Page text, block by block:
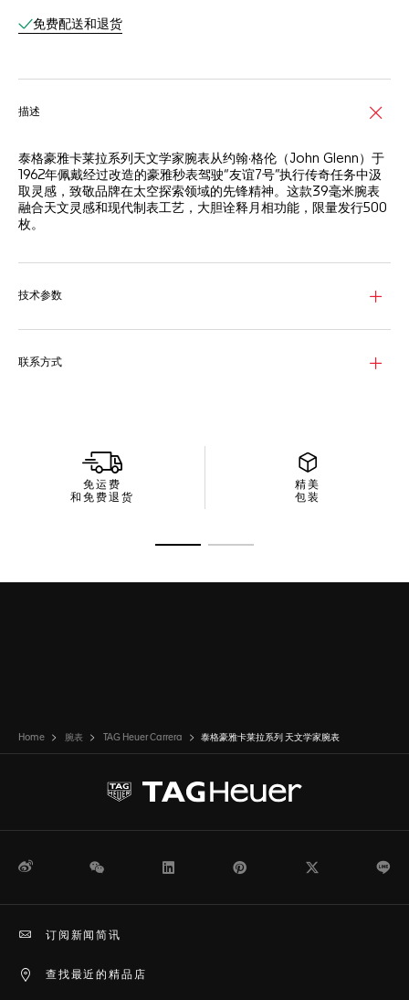
免费配送和退货
描述
泰格豪雅卡莱拉系列天文学家腕表从约翰·格伦（John Glenn）于
1962年佩戴经过改造的豪雅秒表驾驶“友谊7号”执行传奇任务中汲
取灵感，致敬品牌在太空探索领域的先锋精神。这款39毫米腕表
融合天文灵感和现代制表工艺，大胆诠释月相功能，限量发行500
枚。
闪耀浅蓝色泽。
Calibre 7月相机芯，具备42小时动力储存。
技术参数
联系方式
免运费
和免费退货
精美
包装
Home 腕表 TAG Heuer Carrera 泰格豪雅卡莱拉系列 天文学家腕表
微博 WeChat Pinterest
查找最近的精品店
订阅新闻简讯